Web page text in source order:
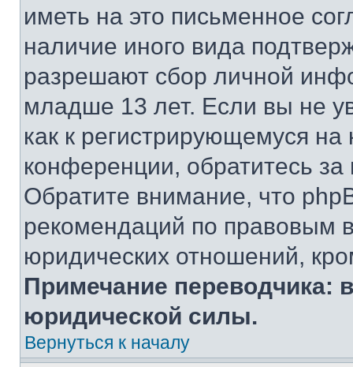
иметь на это письменное
наличие иного вида
разрешают сбор личной
младше 13 лет. Если вы не
как к регистрирующемуся
конференции, обратитесь
Обратите внимание, что
рекомендаций по правовым
юридических отношений,
Примечание переводчика:
юридической силы.
Вернуться к началу